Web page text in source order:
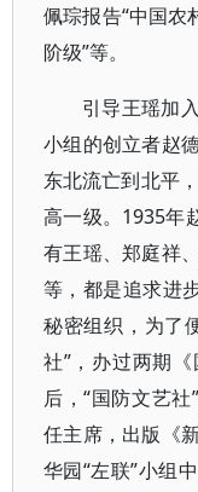
佩琮报告“中国农
阶级”等。
引导王瑶加
小组的创立者赵
东北流亡到北平
高一级。1935年
有王瑶、郑庭祥
等，都是追求进
秘密组织，为了
社”，办过两期
后，“国防文艺
任主席，出版《
华园“左联”小组